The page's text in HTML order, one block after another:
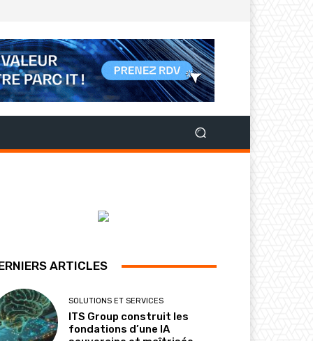
ARTICLES
SOLUTIONS ET SERVICES
ITS Group construit les
fondations d’une IA